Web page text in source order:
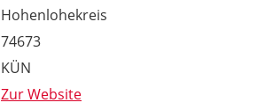
Hohenlohekreis
74673
KÜN
Zur Website